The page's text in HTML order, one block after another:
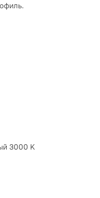
3000 K